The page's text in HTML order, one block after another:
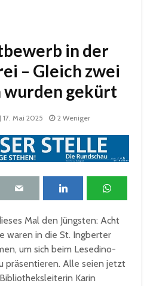
in der
– Gleich zwei
wurden gekürt
17. Mai 2025 2 Weniger
Mal den Jüngsten: Acht
waren in die St. Ingberter
um sich beim Lesedino-
präsentieren. Alle seien jetzt
Karin